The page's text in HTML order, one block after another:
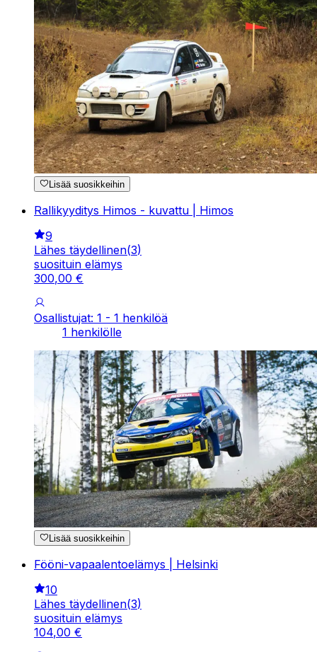
Lisää suosikkeihin
Rallikyyditys Himos - kuvattu | Himos
9
Lähes täydellinen(3)
suosituin elämys
300,00 €
Osallistujat: 1 - 1 henkilöä
1 henkilölle
Lisää suosikkeihin
Fööni-vapaalentoelämys | Helsinki
10
Lähes täydellinen(3)
suosituin elämys
104,00 €